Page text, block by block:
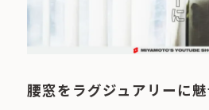
腰窓をラグジュアリーに